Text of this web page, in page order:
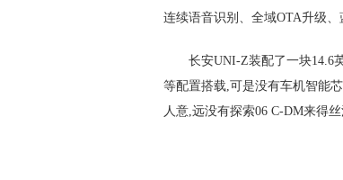
连续语音识别、全域OTA升级
长安UNI-Z装配了一块14.6
等配置搭载,可是没有车机智能
人意,远没有探索06 C-DM来得丝